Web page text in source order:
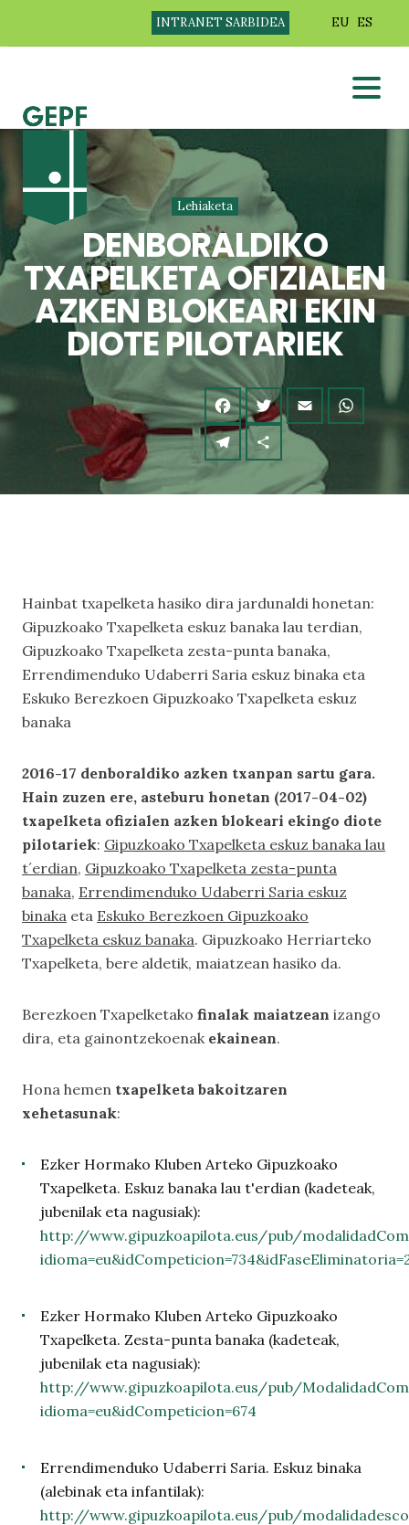
INTRANET SARBIDEA EU ES
Lehiaketa
DENBORALDIKO
TXAPELKETA OFIZIALEN
AZKEN BLOKEARI EKIN
DIOTE PILOTARIEK
Hainbat txapelketa hasiko dira jardunaldi honetan:
Gipuzkoako Txapelketa eskuz banaka lau terdian,
Gipuzkoako Txapelketa zesta-punta banaka,
Errendimenduko Udaberri Saria eskuz binaka eta
Eskuko Berezkoen Gipuzkoako Txapelketa eskuz
banaka
2016-17 denboraldiko azken txanpan sartu gara.
Hain zuzen ere, asteburu honetan (2017-04-02)
txapelketa ofizialen azken blokeari ekingo diote
pilotariek: Gipuzkoako Txapelketa eskuz banaka lau
t´erdian, Gipuzkoako Txapelketa zesta-punta
banaka, Errendimenduko Udaberri Saria eskuz
binaka eta Eskuko Berezkoen Gipuzkoako
Txapelketa eskuz banaka. Gipuzkoako Herriarteko
Txapelketa, bere aldetik, maiatzean hasiko da.
Berezkoen Txapelketako finalak maiatzean izango
dira, eta gainontzekoenak ekainean.
Hona hemen txapelketa bakoitzaren
xehetasunak:
Ezker Hormako Kluben Arteko Gipuzkoako
Txapelketa. Eskuz banaka lau t'erdian (kadeteak,
jubenilak eta nagusiak):
http://www.gipuzkoapilota.eus/pub/
Ezker Hormako Kluben Arteko Gipuzkoako
Txapelketa. Zesta-punta banaka (kadeteak,
jubenilak eta nagusiak):
http://www.gipuzkoapilota.eus/pub/
idioma=eu&idCompeticion=674
Errendimenduko Udaberri Saria. Eskuz binaka
(alebinak eta infantilak):
http://www.gipuzkoapilota.eus/pub/